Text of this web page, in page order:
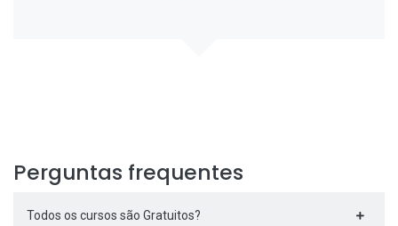
Perguntas frequentes
Todos os cursos são Gratuitos?